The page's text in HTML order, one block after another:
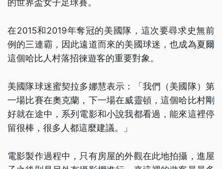
的世界盃女子足球賽。
在2015和2019年奪冠的美國隊，這次要尋求史無前
例的三連霸，因此遠道而來的美國球迷，也成為夏爾
這個哈比人村落招徠遊客的重要對象。
美國隊球迷蜜契拉多娜慧表示：「我們（美國隊）第
一場比賽在奧克蘭，下一場在威靈頓，這個哈比村剛
好就在途中，系列電影和小說我都看過，能來這裡停
留很棒，很多人都這麼建議。」
電影製作過程中，只有房屋的外觀在此地拍攝，進屋